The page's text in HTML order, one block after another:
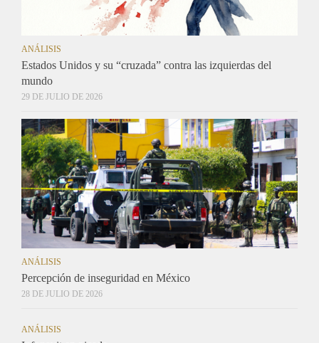
ANÁLISIS
Estados Unidos y su “cruzada” contra las izquierdas del
mundo
29 DE JULIO DE 2026
ANÁLISIS
Percepción de inseguridad en México
28 DE JULIO DE 2026
ANÁLISIS